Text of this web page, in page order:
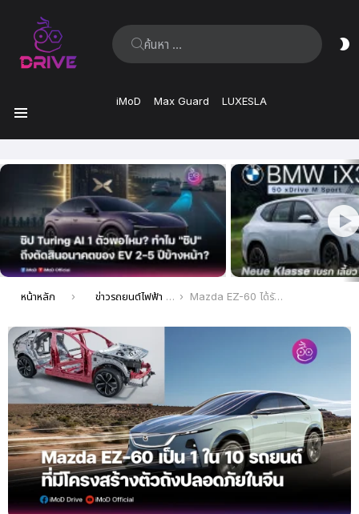
ค้นหา:
iMoD Max Guard LUXESLA
ล่าสุด
คุณอยู่ที่นี่:
หน้าหลัก ข่าวรถยนต์ไฟฟ้า EV ล่าสุด Mazda EZ-60 ได้รับเลือกให้เป็น 1 ใน 10 รถยนต์ที่มีโครงสร้างตัวถังปลอดภัยและแข็งแรงที่สุดในจีน